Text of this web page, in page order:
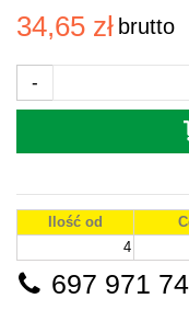
34,65 zł brutto
-
Ilość od
4
697 971